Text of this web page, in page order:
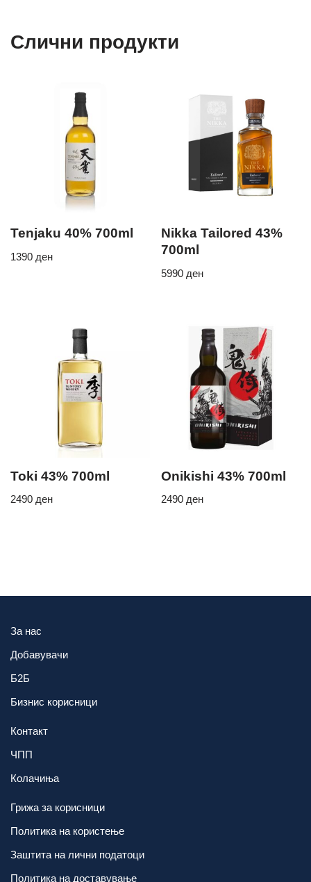
Слични продукти
Tenjaku 40% 700ml
1390 ден
Nikka Tailored 43%
700ml
5990 ден
Toki 43% 700ml
2490 ден
Onikishi 43% 700ml
2490 ден
За нас
Добавувачи
Б2Б
Бизнис корисници
Контакт
ЧПП
Колачиња
Грижа за корисници
Политика на користење
Заштита на лични податоци
Политика на доставување